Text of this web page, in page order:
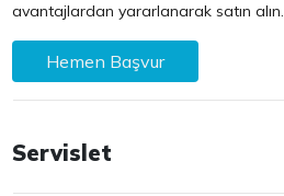
avantajlardan yararlanarak satın alın.
Hemen Başvur
Servislet